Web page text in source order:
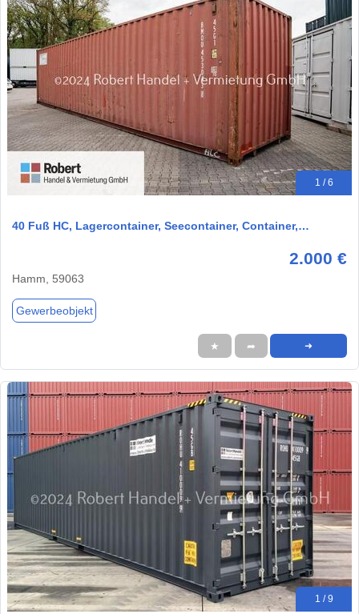
1 / 6
40 Fuß HC, Lagercontainer, Seecontainer, Container,…
2.000 €
Hamm, 59063
Gewerbeobjekt
★ ➦ ➜
1 / 9